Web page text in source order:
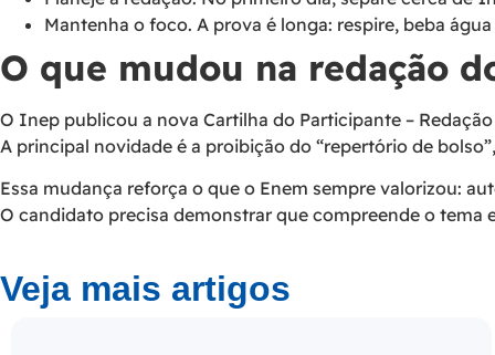
Mantenha o foco. A prova é longa: respire, beba
O que mudou na redação
O Inep publicou a nova Cartilha do Participante –
A principal novidade é a proibição do “repertório de
Essa mudança reforça o que o Enem sempre valorizou:
O candidato precisa demonstrar que compreende o tema
Veja mais artigos